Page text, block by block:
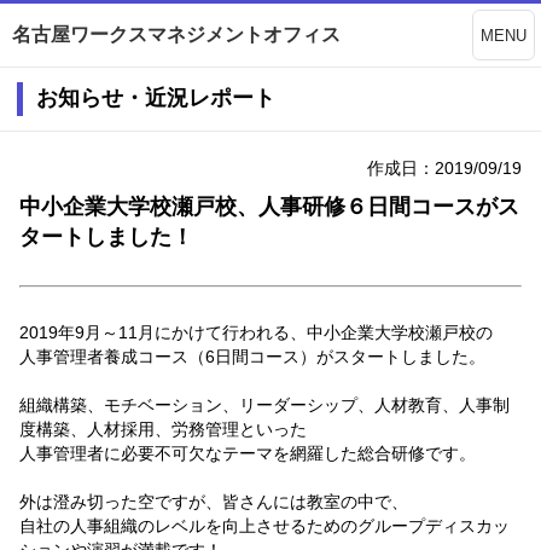
名古屋ワークスマネジメントオフィス MENU
お知らせ・近況レポート
作成日：2019/09/19
中小企業大学校瀬戸校、人事研修６日間コースがス
タートしました！
2019年9月～11月にかけて行われる、中小企業大学校瀬戸校の
人事管理者養成コース（6日間コース）がスタートしました。
組織構築、モチベーション、リーダーシップ、人材教育、人事制
度構築、人材採用、労務管理といった
人事管理者に必要不可欠なテーマを網羅した総合研修です。
外は澄み切った空ですが、皆さんには教室の中で、
自社の人事組織のレベルを向上させるためのグループディスカッ